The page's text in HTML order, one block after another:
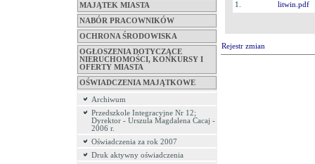
MAJĄTEK MIASTA
NABÓR PRACOWNIKÓW
OCHRONA ŚRODOWISKA
OGŁOSZENIA DOTYCZĄCE
NIERUCHOMOŚCI, KONKURSY I
OFERTY MIASTA
OŚWIADCZENIA MAJĄTKOWE
Archiwum
Przedszkole Integracyjne Nr 12;
Dyrektor - Urszula Magdalena Cacaj -
2006 r.
Oświadczenia za rok 2007
Druk aktywny oświadczenia
1.
litwin.pdf
Rejestr zmian